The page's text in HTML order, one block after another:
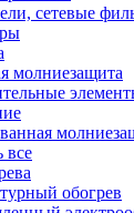
сетевые
молниезащита
все
обогрев